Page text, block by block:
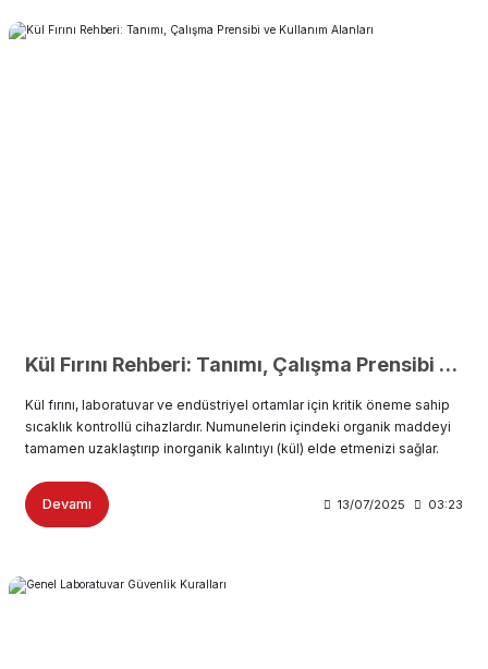
Kül Fırını Rehberi: Tanımı, Çalışma Prensibi ve Kullanım Alanları
Kül fırını, laboratuvar ve endüstriyel ortamlar için kritik öneme sahip
sıcaklık kontrollü cihazlardır. Numunelerin içindeki organik maddeyi
tamamen uzaklaştırıp inorganik kalıntıyı (kül) elde etmenizi sağlar.
Devamı 13/07/2025 03:23